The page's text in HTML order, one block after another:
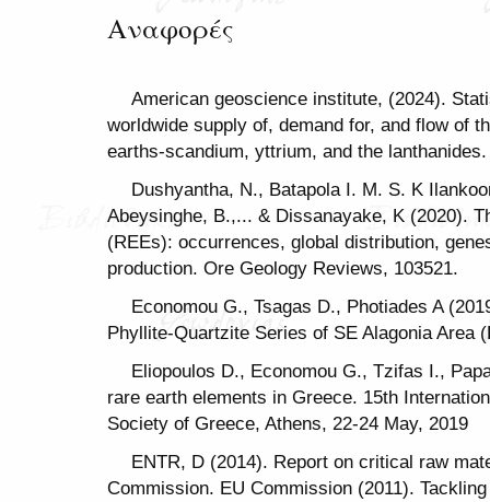
Αναφορές
American geoscience institute, (2024).
worldwide supply of, demand for, and flow of
earths-scandium, yttrium, and the lanthanides.
Dushyantha, N., Batapola I. M. S. K
Abeysinghe, B.,... & Dissanayake, K (2020).
(REEs): occurrences, global distribution,
production. Ore Geology Reviews, 103521.
Economou G., Tsagas D., Photiades A
Phyllite-Quartzite Series of SE Alagonia Area
Eliopoulos D., Economou G., Tzifas I.,
rare earth elements in Greece. 15th
Society of Greece, Athens, 22-24 May, 2019
ENTR, D (2014). Report on critical raw
Commission. EU Commission (2011).